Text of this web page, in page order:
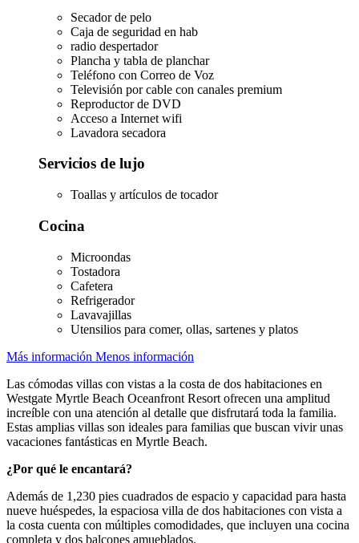
Secador de pelo
Caja de seguridad en hab
radio despertador
Plancha y tabla de planchar
Teléfono con Correo de Voz
Televisión por cable con canales premium
Reproductor de DVD
Acceso a Internet wifi
Lavadora secadora
Servicios de lujo
Toallas y artículos de tocador
Cocina
Microondas
Tostadora
Cafetera
Refrigerador
Lavavajillas
Utensilios para comer, ollas, sartenes y platos
Más información Menos información
Las cómodas villas con vistas a la costa de dos habitaciones en
Westgate Myrtle Beach Oceanfront Resort ofrecen una amplitud
increíble con una atención al detalle que disfrutará toda la familia.
Estas amplias villas son ideales para familias que buscan vivir unas
vacaciones fantásticas en Myrtle Beach.
¿Por qué le encantará?
Además de 1,230 pies cuadrados de espacio y capacidad para hasta
nueve huéspedes, la espaciosa villa de dos habitaciones con vista a
la costa cuenta con múltiples comodidades, que incluyen una cocina
completa y dos balcones amueblados.